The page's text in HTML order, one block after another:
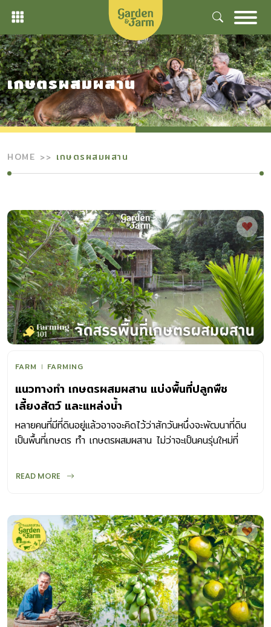
Skip
content
เกษตรผสมผสาน
HOME เกษตรผสมผสาน
FARM FARMING
แนวทางทำ เกษตรผสมผสาน แบ่งพื้นที่ปลูกพืช
เลี้ยงสัตว์ และแหล่งน้ำ
หลายคนที่มีที่ดินอยู่แล้วอาจจะคิดไว้ว่าสักวันหนึ่งจะพัฒนาที่ดิน
เป็นพื้นที่เกษตร ทำ เกษตรผสมผสาน ไม่ว่าจะเป็นคนรุ่นใหม่ที่
READ MORE